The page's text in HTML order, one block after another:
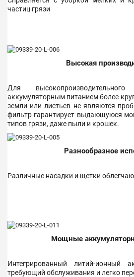
частиц грязи
Высокая
Для
аккумуляторным питанием более
земли или листьев не являются
фильтр гарантирует выдающуюся
типов грязи, даже пыли и крошек.
Разнообразное
Различные насадки и щетки
Мощные
Интегрированный литий-
требующий обслуживания и легко